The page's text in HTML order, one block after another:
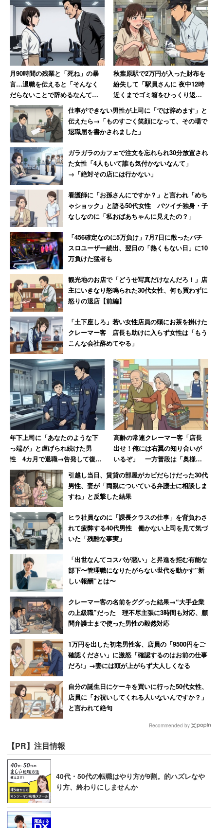
トを募集しています。
月90時間の残業と「死ね」の暴
言…退職を伝えると「そんなく
だらないことで辞めるなんて」
→10年後、会社は倒産
秋葉原駅で2万円が入った財布を
紛失して「駅員さんに 夜中12時
近くまでゴミ箱をひっくり返し
てもらいました」 30年後も忘
れられない話
仕事ができない男性が上司に「では辞めます」と
伝えたら→「ものすごく笑顔になって、その場で
退職届を書かされました」
ガラガラのカフェで注文を忘れられ30分放置され
た女性「4人もいて誰も気付かないなんて」
→「絶対その店には行かない」
看護師に「お孫さんにですか？」と言われ「めち
ゃショック」と語る50代女性 バツイチ独身・子
なしなのに「私おばあちゃんに見えたの？」
「456確定なのに5万負け」7月7日に散ったパチ
スロユーザー続出、翌日の「熱くもない日」に10
万負けた猛者も
観光地のお店で「どうせ写真だけなんだろ！」店
主にいきなり怒鳴られた30代女性、何も買わずに
怒りの退店【前編】
「土下座しろ」若い女性店員の頭にお茶を掛けた
クレーマー客 店長も助けに入らず女性は「もう
こんな会社辞めてやる」
年下上司に「あなたのような下
っ端が」と虐げられ続けた男
性 4カ月で退職→告発して復讐
を果たすまで【前編】
高齢の常連クレーマー客「店長
出せ！俺には右翼の知り合いが
いるぞ」 一方普段は「奥様と
一緒だと大人しく買い物」
引越し当日、賃貸の部屋がカビだらけだった30代
男性、妻が「両親についている弁護士に相談しま
すね」と反撃した結果
ヒラ社員なのに「課長クラスの仕事」を背負わさ
れて疲弊する40代男性 働かない上司を見て気づ
いた「残酷な事実」
「出世なんてコスパが悪い」と昇進を拒む有能な
部下〜管理職になりたがらない世代を動かす”新
しい報酬”とは〜
クレーマー客の名前をググった結果→“大手企業
の上級職”だった 理不尽主張に3時間も対応、顧
問弁護士まで使った男性の毅然対応
1万円を出した初老男性客、店員の「9500円をご
確認ください」に激怒「確認するのはお前の仕事
だろ!」→妻には頭が上がらず大人しくなる
自分の誕生日にケーキを買いに行った50代女性、
店員に「お祝いしてくれる人いないんですか？」
と言われて絶句
Recommended by
【PR】注目情報
40代・50代の転職はやり方が9割。的ハズレなや
り方、終わりにしませんか